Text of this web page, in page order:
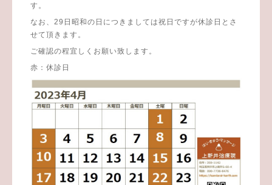
す。
なお、29日昭和の日につきましては祝日ですが休診日とさ
せて頂きます。
ご確認の程宜しくお願い致します。
赤：休診日